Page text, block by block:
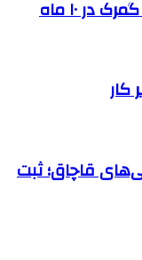
کار
قاچاق؛ ثبت